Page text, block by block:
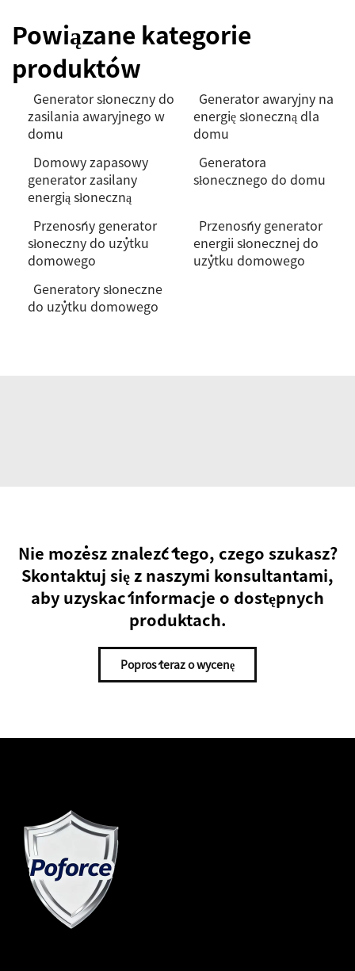
Powiązane kategorie
produktów
Generator słoneczny do
zasilania awaryjnego w
domu
Generator awaryjny na
energię słoneczną dla
domu
Domowy zapasowy
generator zasilany
energią słoneczną
Generatora
słonecznego do domu
Przenośny generator
słoneczny do użytku
domowego
Przenośny generator
energii słonecznej do
użytku domowego
Generatory słoneczne
do użytku domowego
Nie możesz znaleźć tego, czego szukasz?
Skontaktuj się z naszymi konsultantami,
aby uzyskać informacje o dostępnych
produktach.
Poproś teraz o wycenę